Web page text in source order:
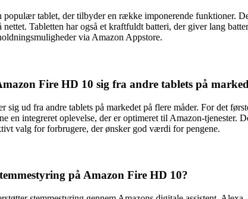
tablet, der tilbyder en række imponerende funktioner.
Tabletten har også et kraftfuldt batteri, der giver lang
via Amazon Appstore.
Fire HD 10 sig fra andre tablets på
sig ud fra andre tablets på markedet på flere måder. For det
en integreret oplevelse, der er optimeret til Amazon-
valg for forbrugere, der ønsker god værdi for pengene.
på Amazon Fire HD 10?